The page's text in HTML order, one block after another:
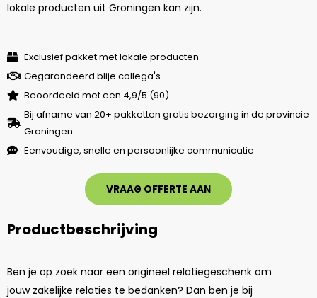
lokale producten uit Groningen kan zijn.
Exclusief pakket met lokale producten
Gegarandeerd blije collega's
Beoordeeld met een 4,9/5 (90)
Bij afname van 20+ pakketten gratis bezorging in de provincie
Groningen
Eenvoudige, snelle en persoonlijke communicatie
VRAAG OFFERTE AAN
Productbeschrijving
Ben je op zoek naar een origineel relatiegeschenk om
jouw zakelijke relaties te bedanken? Dan ben je bij